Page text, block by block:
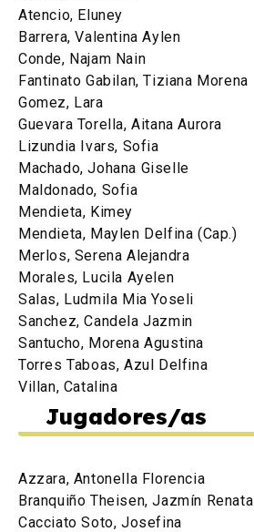
Atencio, Eluney
Barrera, Valentina Aylen
Conde, Najam Nain
Fantinato Gabilan, Tiziana Morena
Gomez, Lara
Guevara Torella, Aitana Aurora
Lizundia Ivars, Sofia
Machado, Johana Giselle
Maldonado, Sofia
Mendieta, Kimey
Mendieta, Maylen Delfina (Cap.)
Merlos, Serena Alejandra
Morales, Lucila Ayelen
Salas, Ludmila Mia Yoseli
Sanchez, Candela Jazmin
Santucho, Morena Agustina
Torres Taboas, Azul Delfina
Villan, Catalina
Jugadores/as
Azzara, Antonella Florencia
Branquiño Theisen, Jazmín Renata
Cacciato Soto, Josefina